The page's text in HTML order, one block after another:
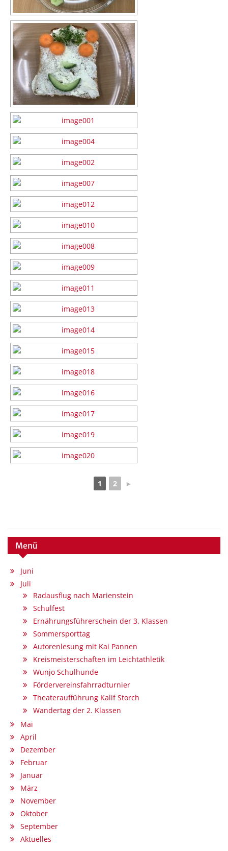
1 2 ►
Menü
Juni
Juli
Radausflug nach Marienstein
Schulfest
Ernährungsführerschein der 3. Klassen
Sommersporttag
Autorenlesung mit Kai Pannen
Kreismeisterschaften im Leichtathletik
Wunjo Schulhunde
Fördervereinsfahrradturnier
Theateraufführung Kalif Storch
Wandertag der 2. Klassen
Mai
April
Dezember
Februar
Januar
März
November
Oktober
September
Aktuelles